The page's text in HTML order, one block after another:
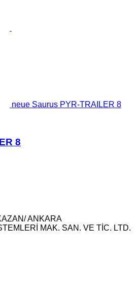
neue Saurus PYR-TRAILER 8
8
ANKARA
MAK. SAN. VE TİC. LTD.